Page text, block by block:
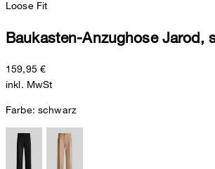
Loose Fit
Baukasten-Anzughose Jarod,
159,95 €
inkl. MwSt
Farbe: schwarz